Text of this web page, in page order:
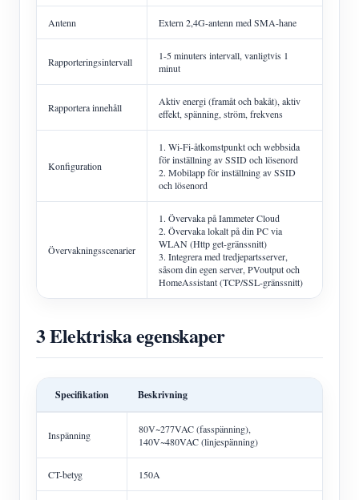
Antenn Extern 2,4G-antenn med SMA-hane
Rapporteringsintervall
1-5 minuters intervall, vanligtvis 1
minut
Rapportera innehåll
Aktiv energi (framåt och bakåt), aktiv
effekt, spänning, ström, frekvens
Konfiguration
1. Wi-Fi-åtkomstpunkt och webbsida
för inställning av SSID och lösenord
2. Mobilapp för inställning av SSID
och lösenord
Övervakningsscenarier
1. Övervaka på Iammeter Cloud
2. Övervaka lokalt på din PC via
WLAN (Http get-gränssnitt)
3. Integrera med tredjepartsserver,
såsom din egen server, PVoutput och
HomeAssistant (TCP/SSL-gränssnitt)
3 Elektriska egenskaper
Specifikation Beskrivning
Inspänning
80V~277VAC (fasspänning),
140V~480VAC (linjespänning)
CT-betyg 150A